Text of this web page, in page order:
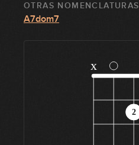
OTRAS NOMENCLATURAS
A7dom7
x
2